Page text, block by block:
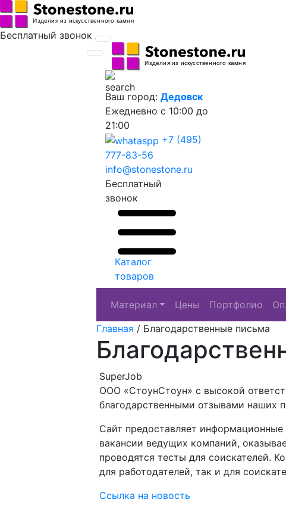
Бесплатный звонок
Ваш город: Дедовск
Ежедневно с 10:00 до
21:00
+7 (495)
777-83-56
info@stonestone.ru
Бесплатный
звонок
Каталог
товаров
Материал Цены Портфолио
Главная / Благодарственные письма
SuperJob
ООО «СтоунСтоун» с высокой
благодарственными отзывами наших
Сайт предоставляет
вакансии ведущих компаний,
проводятся тесты для соискателей.
для работодателей, так и для
Ссылка на новость